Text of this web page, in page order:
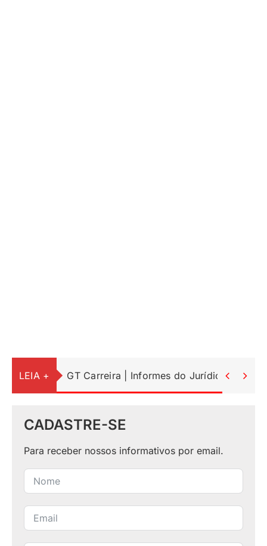
LEIA + GT Carreira | Informes do Jurídico 
CADASTRE-SE
Para receber nossos informativos por email.